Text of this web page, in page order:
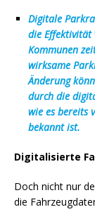
Digitale
die Effektivität
Kommunen
wirksame
Änderung
durch die
wie es bereits
bekannt ist.
Digitalisierte
Doch nicht nur
die